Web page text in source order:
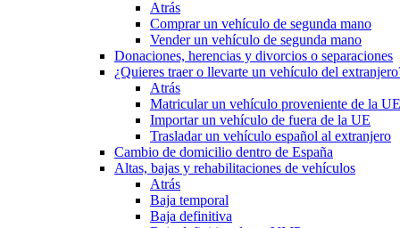
Atrás
Comprar un vehículo de segunda mano
Vender un vehículo de segunda mano
Donaciones, herencias y divorcios o separaciones
¿Quieres traer o llevarte un vehículo del
Atrás
Matricular un vehículo proveniente de la UE
Importar un vehículo de fuera de la UE
Trasladar un vehículo español al extranjero
Cambio de domicilio dentro de España
Altas, bajas y rehabilitaciones de vehículos
Atrás
Baja temporal
Baja definitiva